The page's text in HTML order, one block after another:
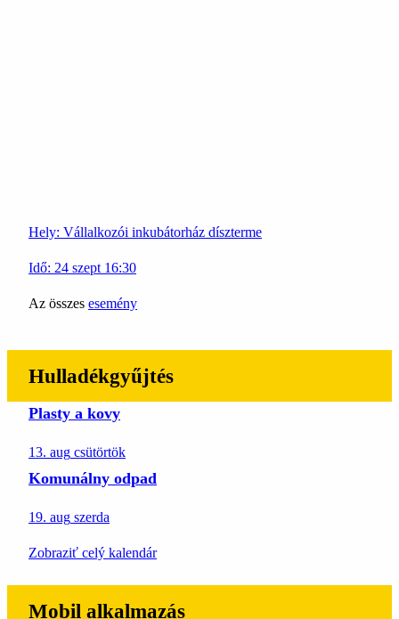
Hely: Vállalkozói inkubátorház díszterme
Idő: 24 szept 16:30
Az összes esemény
Hulladékgyűjtés
Plasty a kovy
13. aug csütörtök
Komunálny odpad
19. aug szerda
Zobraziť celý kalendár
Mobil alkalmazás